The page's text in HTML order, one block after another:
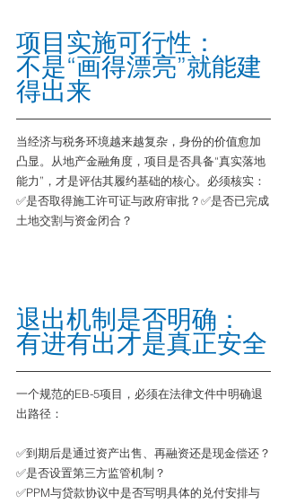
项目实施可行性：
不是“画得漂亮”就能建
得出来
当经济与税务环境越来越复杂，身份的价值愈加
凸显。从地产金融角度，项目是否具备“真实落地
能力”，才是评估其履约基础的核心。必须核实：
✅是否取得施工许可证与政府审批？✅是否已完成
土地交割与资金闭合？
退出机制是否明确：
有进有出才是真正安全
一个规范的EB-5项目，必须在法律文件中明确退
出路径：
✅到期后是通过资产出售、再融资还是现金偿还？
✅是否设置第三方监管机制？
✅PPM与贷款协议中是否写明具体的兑付安排与